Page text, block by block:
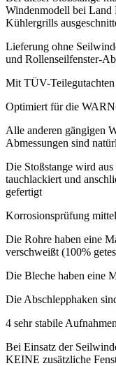
Windenmodell bei Land
Kühlergrills
Lieferung ohne
und Rollenseilfenster-
Mit TÜV-Teilegutachten
Optimiert für die
Alle anderen gängigen
Abmessungen sind
Die Stoßstange wird
tauchlackiert und
gefertigt
Korrosionsprüfung
Die Rohre haben eine
verschweißt (100%
Die Bleche haben eine
Die Abschlepphaken
4 sehr stabile
Bei Einsatz der
KEINE zusätzliche